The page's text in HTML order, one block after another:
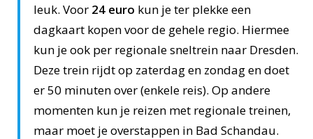
leuk. Voor 24 euro kun je ter plekke een
dagkaart kopen voor de gehele regio. Hiermee
kun je ook per regionale sneltrein naar Dresden.
Deze trein rijdt op zaterdag en zondag en doet
er 50 minuten over (enkele reis). Op andere
momenten kun je reizen met regionale treinen,
maar moet je overstappen in Bad Schandau.